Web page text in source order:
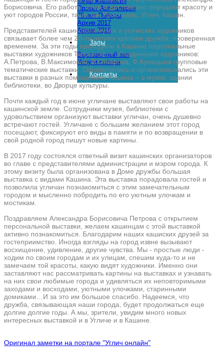
Проект Арт-галерея
75 лет Победы
Архив 2017
Архив 2016
Залы
Выставочный зал
Услуги салона
Контакты
Борисовича. Его работы тонко и достоверно передают красоту и
уют городов России, таких как Ярославль, Углич, Кашин.
Представителей кашинского музея и углчиских художников
связывает более чем 20-ти летняя крепкая дружба, проверенная
временем. За эти годы проходили в Кашине персональные
выставки художников Творческого объединения художников:
А.Петрова, В.Максимовой, В.Овчарова, Ф.Куницына групповые
тематические выставки. Оформлялись и организовывались эти
выставки в разных помещениях Кашина – в музее, здании
библиотеки, во Дворце культуры.
Почти каждый год в июне угличане выставляют свои работы на
кашинской земле. Сотрудники музея, библиотеки с
удовольствием организуют выставки угличан, очень душевно
встречают гостей. Угличане с большим желанием этот город
посещают, фиксируют его виды в памяти и по возвращении в
свой родной город пишут новые картины.
В 2017 году состоялся ответный визит кашинских организаторов
во главе с представителями администрации и мэром города. К
этому визиту была организована в Доме дружбы большая
выставка с видами Кашина. Эта выставка порадовала гостей и
позволила угличан познакомиться с этим замечательным
городом и мысленно побродить по его уютным улочкам и
мостикам.
Поздравляем Александра Борисовича Петрова с открытием
персональной выставки, желаем кашинцам с этой выставкой
активно познакомиться. Благодарим наших кашиских друзей за
гостеприимство. Иногда взгляды на город извне вызывают
восхищение, удивление, другие чувства. Мы - простые люди -
ходим по своим городам и их улицам, спешим куда-то и не
замечаем той красоты, какую видят художники. Именно они
заставляют нас рассматривать картины на выставках и узнавать
на них свои любимые города и удивляться их неповторимыми
заходами и восходами, уютными улочками, старинными
домиками…И за это им большое спасибо. Надеемся, что
дружба, связывающая наши города, будет продолжаться еще
долгие долгие годы. А мы, зрители, увидим много новых
интересных выставкой и в Угличе и в Кашине.
Оригинал заметки на портале "Углич онлайн"